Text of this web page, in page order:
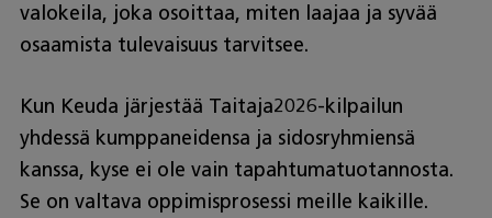
valokeila, joka osoittaa, miten laajaa ja syvää
osaamista tulevaisuus tarvitsee.
Kun Keuda järjestää Taitaja2026-kilpailun
yhdessä kumppaneidensa ja sidosryhmiensä
kanssa, kyse ei ole vain tapahtumatuotannosta.
Se on valtava oppimisprosessi meille kaikille.